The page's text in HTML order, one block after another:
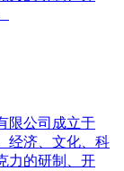
限公司成立于
经济、文化、科
力的研制、开